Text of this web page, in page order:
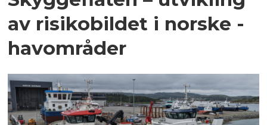
av risikobildet i norske ­
havområder